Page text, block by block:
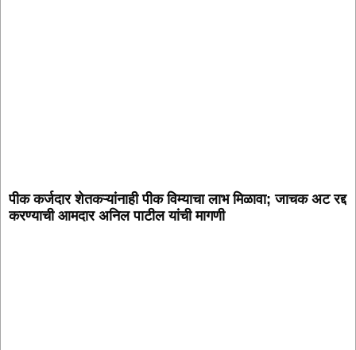
पीक कर्जदार शेतकऱ्यांनाही पीक विम्याचा लाभ मिळावा; जाचक अट रद्द
करण्याची आमदार अनिल पाटील यांची मागणी